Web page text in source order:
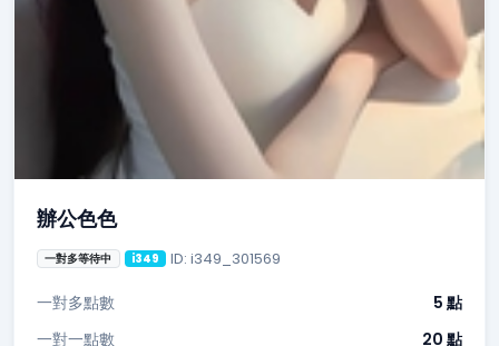
辦公色色
一對多等待中 i349 ID: i349_301569
一對多點數
5 點
一對一點數
20 點